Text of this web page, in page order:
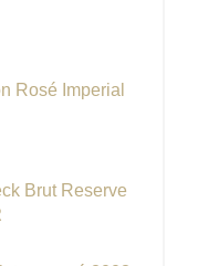
Rosé Imperial
Brut Reserve